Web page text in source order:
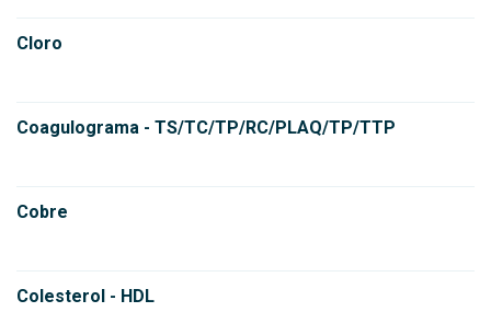
Cloro
Coagulograma - TS/TC/TP/RC/PLAQ/TP/TTP
Cobre
Colesterol - HDL